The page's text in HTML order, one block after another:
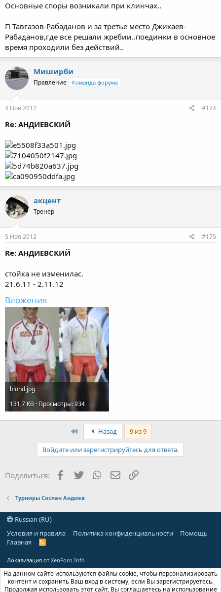
Основные споры возникали при клинчах..
П Тавгазов-Рабаданов и за третье место Джихаев-
Рабаданов,где все решали жребии..поединки в основное
время проходили без действий..
Миширби
Правление Команда форума
4 Ноя 2012 #174
Re: АНДИЕВСКИЙ
акцент
Тренер
5 Ноя 2012 #175
Re: АНДИЕВСКИЙ
стойка не изменилас.
21.6.11 - 2.11.12
Вложения
blond.jpg
131,7 KB · Просмотры: 934
First Назад 9 из 9
Войдите или зарегистрируйтесь для ответа.
Поделиться: Facebook
Twitter WhatsAppЭлектронная почта
Турниры Сослан Андиев
Russian (RU)
Условия и правила
Политика конфиденциальности
Помощь
Главная
R
Локализация от XenForo.Info
На данном сайте используются файлы cookie, чтобы персонализировать
контент и сохранить Ваш вход в систему, если Вы зарегистрируетесь.
Продолжая использовать этот сайт, Вы соглашаетесь на использование